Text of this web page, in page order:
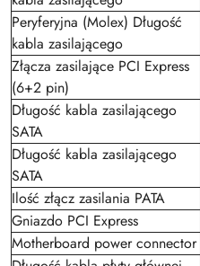
Peryferyjna (Molex) Długość
kabla zasilającego
Złącza zasilające PCI Express
(6+2 pin)
Długość kabla zasilającego
SATA
Długość kabla zasilającego
SATA
Ilość złącz zasilania PATA
Gniazdo PCI Express
Motherboard power connector